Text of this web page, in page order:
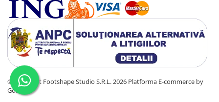
©Copyright Footshape Studio S.R.L. 2026 Platforma E-commerce by
Gomag